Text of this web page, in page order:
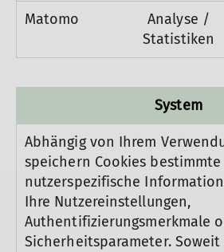
Matomo
Analyse /
Statistiken
System
Abhängig von Ihrem
speichern Cookies bestimmte
nutzerspezifische
Ihre Nutzereinstellungen,
Authentifizierungsmerkmale
Sicherheitsparameter. Soweit